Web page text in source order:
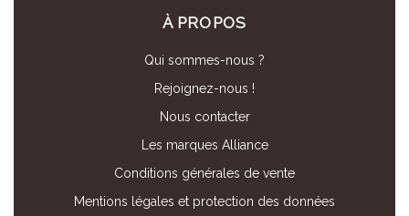
À PROPOS
Qui sommes-nous ?
Rejoignez-nous !
Nous contacter
Les marques Alliance
Conditions générales de vente
Mentions légales et protection des données